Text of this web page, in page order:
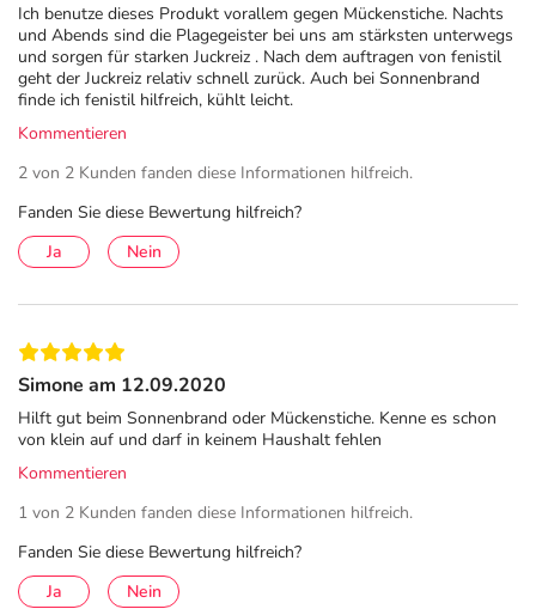
Adresse des Anbieters/Herstellers
Haleon Germany GmbH
Barthstr. 4
80339 München
DasPDF des Beipackzettelskönnen Sie sich oben
herunterladen.
Ich benutze dieses Produkt vorallem gegen Mückenstiche. Nachts
und Abends sind die Plagegeister bei uns am stärksten unterwegs
und sorgen für starken Juckreiz . Nach dem auftragen von fenistil
geht der Juckreiz relativ schnell zurück. Auch bei Sonnenbrand
finde ich fenistil hilfreich, kühlt leicht.
Kommentieren
2 von 2 Kunden fanden diese Informationen hilfreich.
Fanden Sie diese Bewertung hilfreich?
Ja
Nein
Simone am 12.09.2020
Hilft gut beim Sonnenbrand oder Mückenstiche. Kenne es schon
von klein auf und darf in keinem Haushalt fehlen
Kommentieren
1 von 2 Kunden fanden diese Informationen hilfreich.
Fanden Sie diese Bewertung hilfreich?
Ja
Nein